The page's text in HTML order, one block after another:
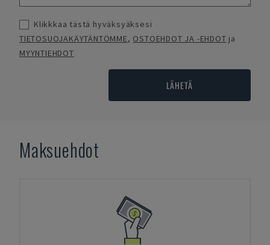
Klikkkaa tästä hyväksyäksesi
TIETOSUOJAKÄYTÄNTÖMME, OSTOEHDOT JA -EHDOT ja
MYYNTIEHDOT
LÄHETÄ
Maksuehdot